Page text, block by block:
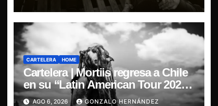
CARTELERA HOME
Cartelera | Mortiis regresa a Chile
en su “Latin American Tour 2026”
y exclusivo show en Sala RBX
AGO 6, 2026 GONZALO HERNÁNDEZ